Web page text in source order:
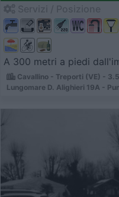
A 300 metri a piedi
Cavallino - Treporti (VE) -
Lungomare D. Alighieri 19A -